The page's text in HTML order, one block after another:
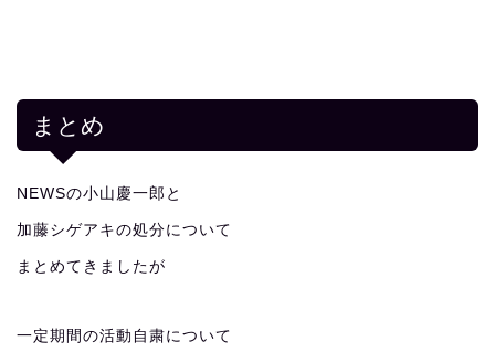
まとめ
NEWSの小山慶一郎と
加藤シゲアキの処分について
まとめてきましたが
一定期間の活動自粛について